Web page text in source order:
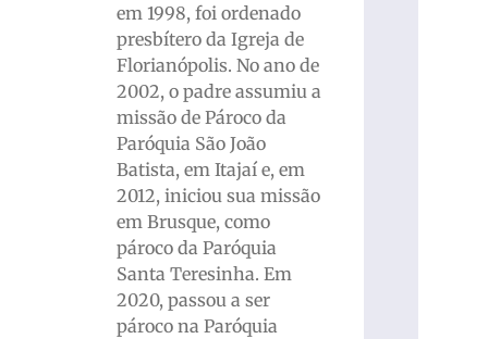
em 1998, foi ordenado
presbítero da Igreja de
Florianópolis. No ano de
2002, o padre assumiu a
missão de Pároco da
Paróquia São João
Batista, em Itajaí e, em
2012, iniciou sua missão
em Brusque, como
pároco da Paróquia
Santa Teresinha. Em
2020, passou a ser
pároco na Paróquia